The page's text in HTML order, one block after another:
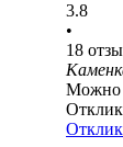
3.8
•
18
Можно